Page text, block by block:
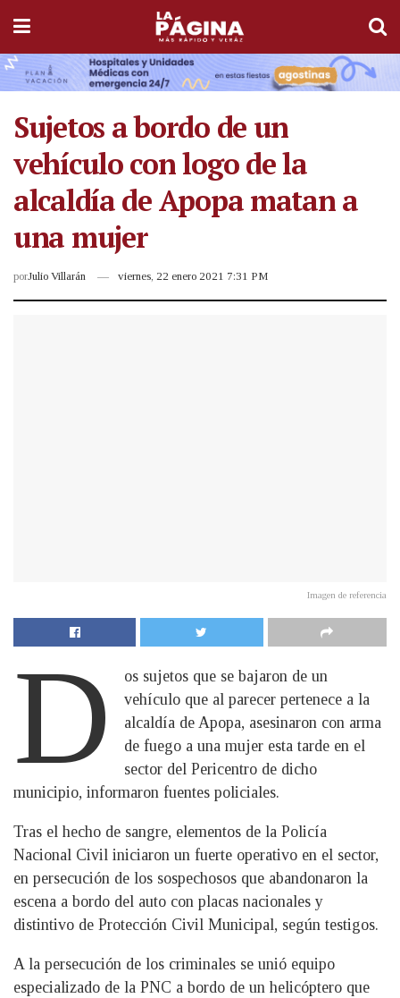
Sujetos a bordo de un
vehículo con logo de la
alcaldía de Apopa matan a
una mujer
porJulio Villarán viernes, 22 enero 2021 7:31 PM
Imagen de referencia
D
os sujetos que se bajaron de un
vehículo que al parecer pertenece a la
alcaldía de Apopa, asesinaron con arma
de fuego a una mujer esta tarde en el
sector del Pericentro de dicho
municipio, informaron fuentes policiales.
Tras el hecho de sangre, elementos de la Policía
Nacional Civil iniciaron un fuerte operativo en el sector,
en persecución de los sospechosos que abandonaron la
escena a bordo del auto con placas nacionales y
distintivo de Protección Civil Municipal, según testigos.
A la persecución de los criminales se unió equipo
especializado de la PNC a bordo de un helicóptero que